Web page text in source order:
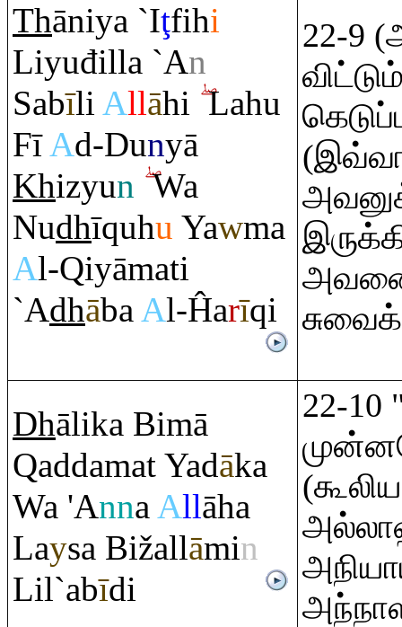
Thāniya `Iţfihi
Liyuđilla `An
Sabīli Allāhi Lahu
FīAd-Dunyā
Khizyun Wa
Nudhīquhu Yawma
Al-Qiyāmati
`AdhābaAl-Ĥarīqi
22-9
அவனை
Dhālika Bimā
Qaddamat Yadāka
Wa 'AnnaAllāha
Laysa Bižallāmin
Lil`abīdi
22-